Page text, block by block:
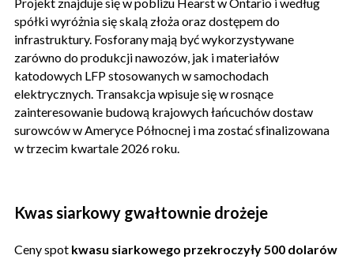
spółki wyróżnia się skalą złoża oraz dostępem do
infrastruktury. Fosforany mają być wykorzystywane
zarówno do produkcji nawozów, jak i materiałów
katodowych LFP stosowanych w samochodach
elektrycznych. Transakcja wpisuje się w rosnące
zainteresowanie budową krajowych łańcuchów dostaw
surowców w Ameryce Północnej i ma zostać sfinalizowana
w trzecim kwartale 2026 roku.
Kwas siarkowy gwałtownie drożeje
Ceny spot kwasu siarkowego przekroczyły 500 dolarów